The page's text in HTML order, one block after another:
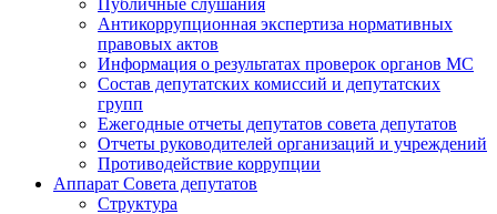
Антикоррупционная экспертиза нормативных
правовых актов
Информация о результатах проверок органов МС
Состав депутатских комиссий и депутатских
групп
Ежегодные отчеты депутатов совета депутатов
Отчеты руководителей организаций и учреждений
Противодействие коррупции
Аппарат Совета депутатов
Структура